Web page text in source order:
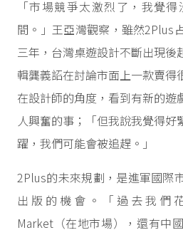
「市場競爭太激烈了，我覺
間。」王亞灣觀察，雖然2Plus
三年，台灣桌遊設計不斷出現後
輯龔義詔在討論市面上一款賣得
在設計師的角度，看到有新的遊
人興奮的事；「但我說我覺得好
躍，我們可能會被追趕。」
2Plus的未來規劃，是進軍國際
出版的機會。「過去我們
Market（在地市場），還有中